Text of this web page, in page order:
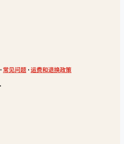
· 常见问题 · 运费和退换政策